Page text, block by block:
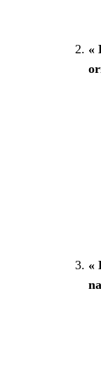
«
«